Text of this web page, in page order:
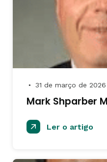
● 31 de março de 2026
Mark Shparber
Ler o artigo